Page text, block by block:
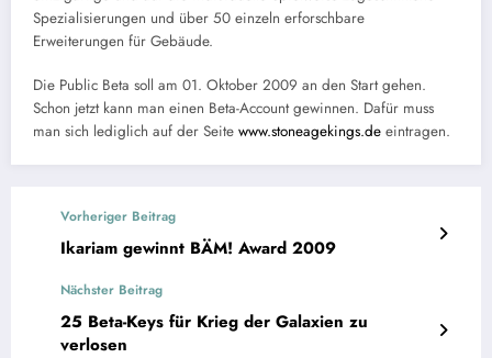
Spezialisierungen und über 50 einzeln erforschbare
Erweiterungen für Gebäude.
Die Public Beta soll am 01. Oktober 2009 an den Start gehen.
Schon jetzt kann man einen Beta-Account gewinnen. Dafür muss
man sich lediglich auf der Seite www.stoneagekings.de eintragen.
Vorheriger Beitrag
Ikariam gewinnt BÄM! Award 2009
Nächster Beitrag
25 Beta-Keys für Krieg der Galaxien zu
verlosen